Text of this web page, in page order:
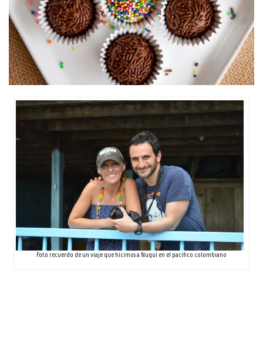
Foto recuerdo de un viaje que hicimos a Nuquí en el pacifico colombiano